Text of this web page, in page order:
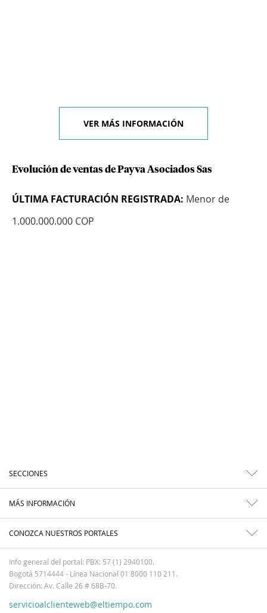
VER MÁS INFORMACIÓN
Evolución de ventas de Payva Asociados Sas
ÚLTIMA FACTURACIÓN REGISTRADA: Menor de
1.000.000.000 COP
SECCIONES
MÁS INFORMACIÓN
CONOZCA NUESTROS PORTALES
Info general del portal: PBX: 57 (1) 2940100.
Bogotá 5714444 - Línea Nacional 01 8000 110 211.
Dirección: Av. Calle 26 # 68B-70.
servicioalclienteweb@eltiempo.com